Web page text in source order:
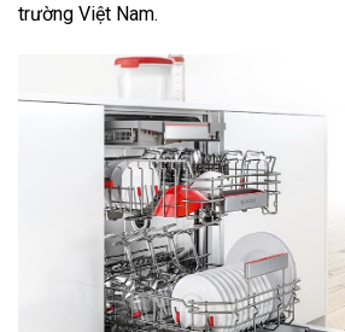
trường Việt Nam.